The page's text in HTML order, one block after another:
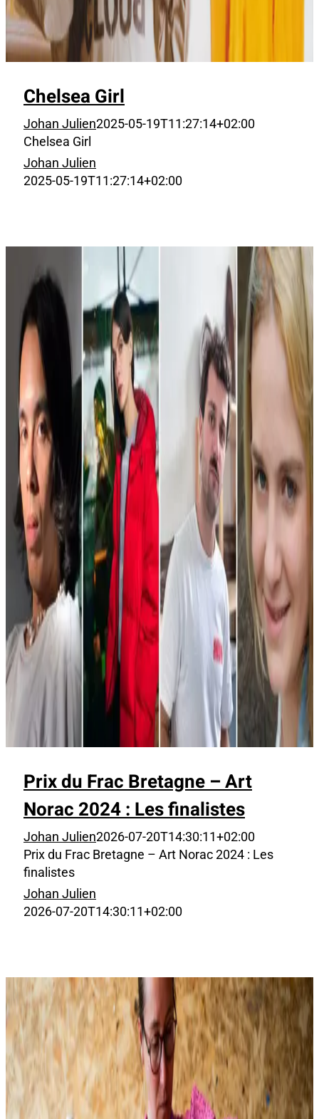
Chelsea Girl
Johan Julien2025-05-19T11:27:14+02:00
Chelsea Girl
Johan Julien
2025-05-19T11:27:14+02:00
Prix du Frac Bretagne – Art
Norac 2024 : Les finalistes
Johan Julien2026-07-20T14:30:11+02:00
Prix du Frac Bretagne – Art Norac 2024 : Les
finalistes
Johan Julien
2026-07-20T14:30:11+02:00